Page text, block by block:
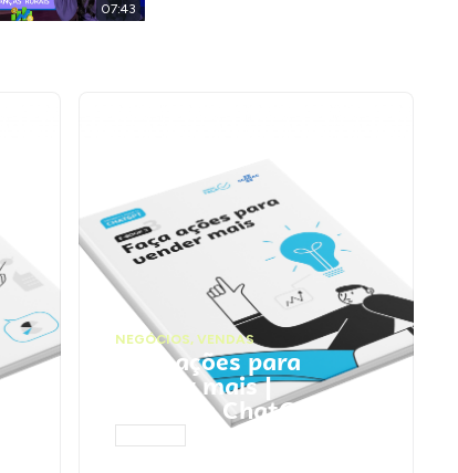
07:43
NEGÓCIOS, VENDAS
Faça ações para
vender mais |
Prompts ChatGPT